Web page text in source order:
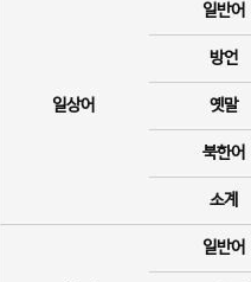
일상어
일반어
방언
옛말
북한어
소계
일반어